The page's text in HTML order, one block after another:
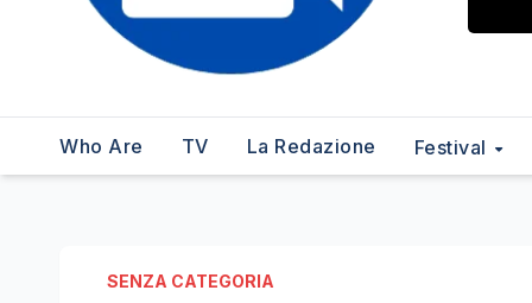
Who Are TV La Redazione Festival
SENZA CATEGORIA